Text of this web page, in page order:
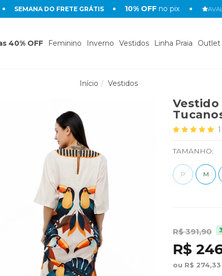
SEMANA DO FRETE GRÁTIS 10% OFF no pix
40% OFF Feminino Inverno Vestidos Linha Praia Outlet
Início Vestidos
1
TAMANHO:
P M
R$ 391,90
R$
ou R$